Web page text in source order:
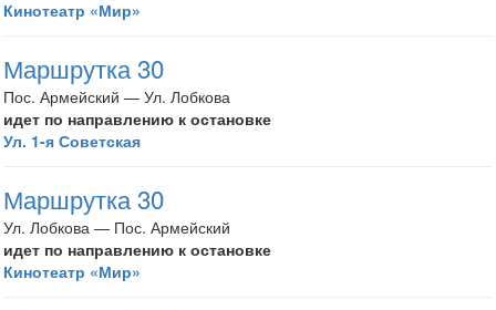
Кинотеатр «Мир»
Маршрутка 30
Пос. Армейский — Ул. Лобкова
идет по направлению к остановке
Ул. 1-я Советская
Маршрутка 30
Ул. Лобкова — Пос. Армейский
идет по направлению к остановке
Кинотеатр «Мир»